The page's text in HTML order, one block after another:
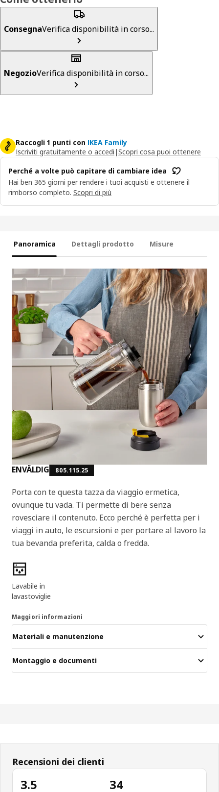
ConsegnaVerifica disponibilità in corso...
NegozioVerifica disponibilità in corso...
Raccogli 1 punti con IKEA Family
Iscriviti gratuitamente o accedi |Scopri cosa puoi ottenere
Perché a volte può capitare di cambiare idea
Hai ben 365 giorni per rendere i tuoi acquisti e ottenere il
rimborso completo. Scopri di più
Panoramica Dettagli prodotto Misure
ENVÄLDIG 805.115.25
Porta con te questa tazza da viaggio ermetica,
ovunque tu vada. Ti permette di bere senza
rovesciare il contenuto. Ecco perché è perfetta per i
viaggi in auto, le escursioni e per portare al lavoro la
tua bevanda preferita, calda o fredda.
Caratteristiche del prodotto
Lavabile in
lavastoviglie
Maggiori informazioni
Materiali e manutenzione
Montaggio e documenti
Recensioni dei clienti
3.5 34